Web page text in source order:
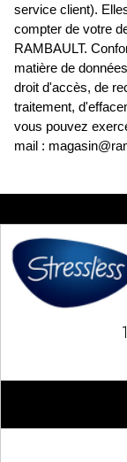
service client).
compter de votre
RAMBAULT.
matière de
droit d'accès, de
traitement,
vous pouvez
mail :